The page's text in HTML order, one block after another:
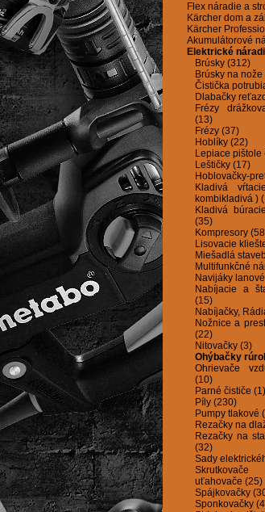
Flex náradie a
Kärcher dom a
Kärcher
Akumulátorové
Elektrické
Brúsky (312)
Brúsky na
Čistička
Dlabačky
Frézy
(13)
Frézy (37)
Hoblíky (22)
Lepiace pištole
Leštičky (17)
Hoblovačky-
Kladivá
kombikladivá )
Kladivá
(35)
Kompresory
Lisovacie
Miešadlá
Multifunkčné
Navijáky
Nabíjacie a
(15)
Nabíjačky,
Nožnice a
(22)
Nitovačky (3)
Ohýbačky
Ohrievače
(10)
Parné čističe (1)
Píly (230)
Pumpy tlakové
Rezačky na
Rezačky na
(32)
Sady
uťahovače (25)
Spájkovačky
Sponkovačky